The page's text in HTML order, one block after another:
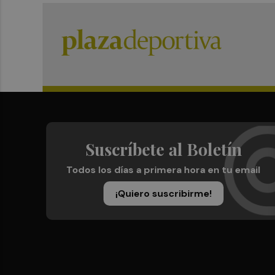
Suscríbete al Boletín
Todos los días a primera hora en tu email
¡Quiero suscribirme!